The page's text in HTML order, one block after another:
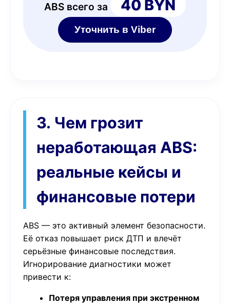
ABS всего за
40 BYN
Уточнить в Viber
3. Чем грозит
неработающая ABS:
реальные кейсы и
финансовые потери
ABS — это активный элемент безопасности.
Её отказ повышает риск ДТП и влечёт
серьёзные финансовые последствия.
Игнорирование диагностики может
привести к:
Потеря управления при экстренном